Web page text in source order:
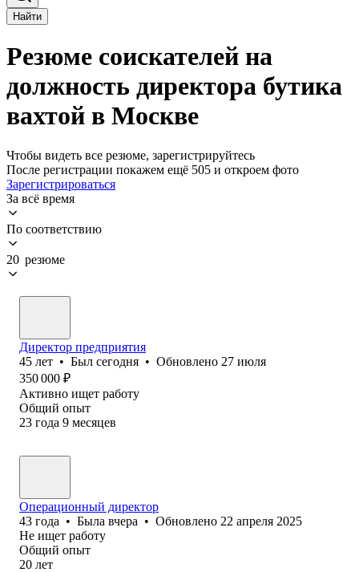
Найти
Резюме соискателей на
должность директора бутика
вахтой в Москве
Чтобы видеть все резюме, зарегистрируйтесь
После регистрации покажем ещё 505 и откроем фото
Зарегистрироваться
За всё время
По соответствию
20 резюме
Директор предприятия
45 лет • Был сегодня • Обновлено 27 июля
350 000 ₽
Активно ищет работу
Общий опыт
23 года 9 месяцев
Операционный директор
43 года • Была вчера • Обновлено 22 апреля 2025
Не ищет работу
Общий опыт
20 лет